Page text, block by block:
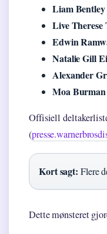
Liam Bentley
Live Therese
Edwin
Natalie Gill
Alexander
Moa Burman
Offisiell
(
Kort sagt: Flere
Dette mønsteret